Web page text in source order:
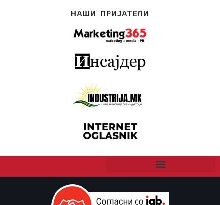
НАШИ ПРИЈАТЕЛИ